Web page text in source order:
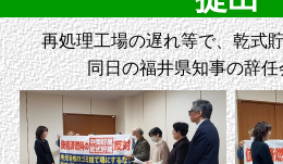
再処理工場の遅れ等で、乾式
同日の福井県知事の辞